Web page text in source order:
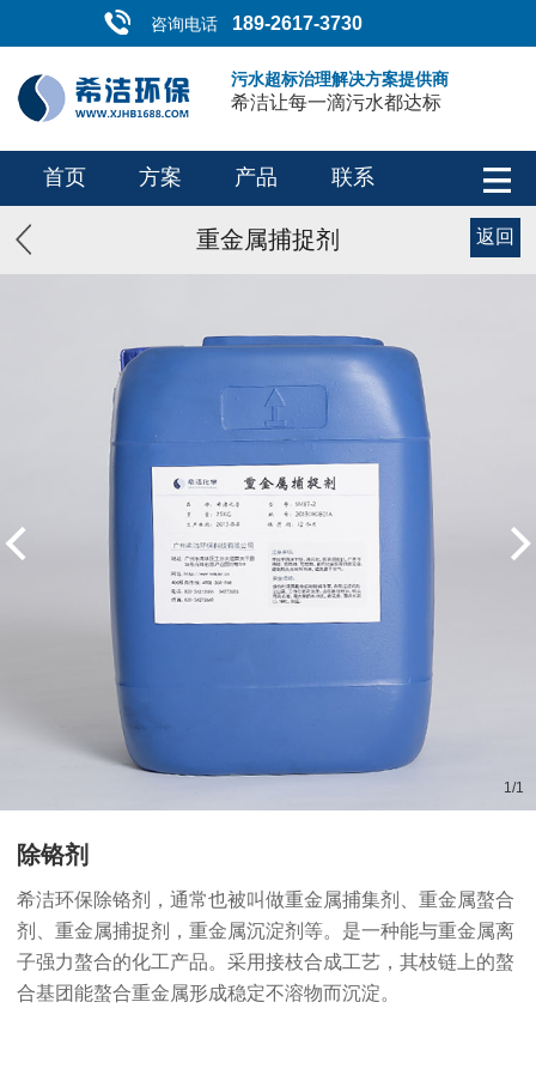
咨询电话 189-2617-3730
污水超标治理解决方案提供商
希洁让每一滴污水都达标
首页 方案 产品 联系
重金属捕捉剂 返回
1 /1
除铬剂
希洁环保除铬剂，通常也被叫做重金属捕集剂、重金属螯合
剂、重金属捕捉剂，重金属沉淀剂等。是一种能与重金属离
子强力螯合的化工产品。采用接枝合成工艺，其枝链上的螯
合基团能螯合重金属形成稳定不溶物而沉淀。